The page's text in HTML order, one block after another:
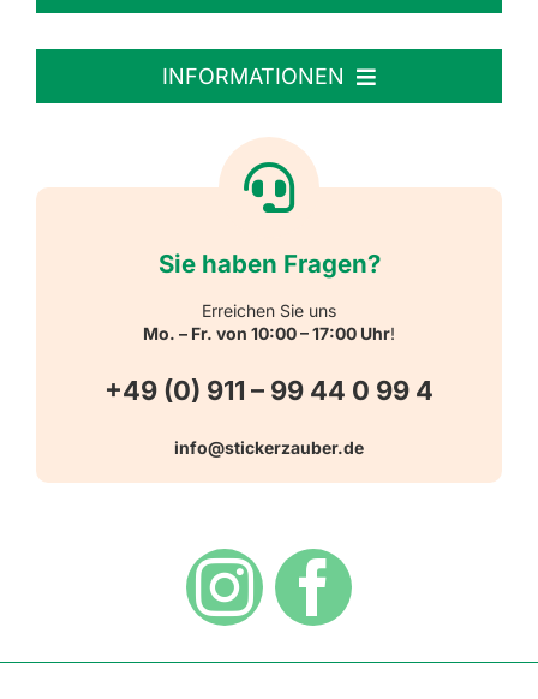
Personalisierte Aufkleber
Reflektierende Aufkleber
Warn-, Gebots-, Verbots- und
Hinweisaufkleber
INFORMATIONEN
Versandarten
Widerrufsbelehrung
Sie haben Fragen?
Erreichen Sie uns
Mo. – Fr. von 10:00 – 17:00 Uhr!
+49 (0) 911 – 99 44 0 99 4
info@stickerzauber.de